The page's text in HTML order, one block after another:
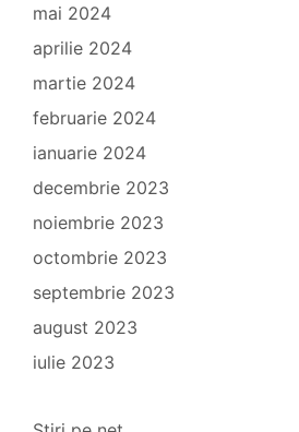
mai 2024
aprilie 2024
martie 2024
februarie 2024
ianuarie 2024
decembrie 2023
noiembrie 2023
octombrie 2023
septembrie 2023
august 2023
iulie 2023